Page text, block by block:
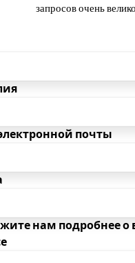
запросов очень
почты
нам подробнее